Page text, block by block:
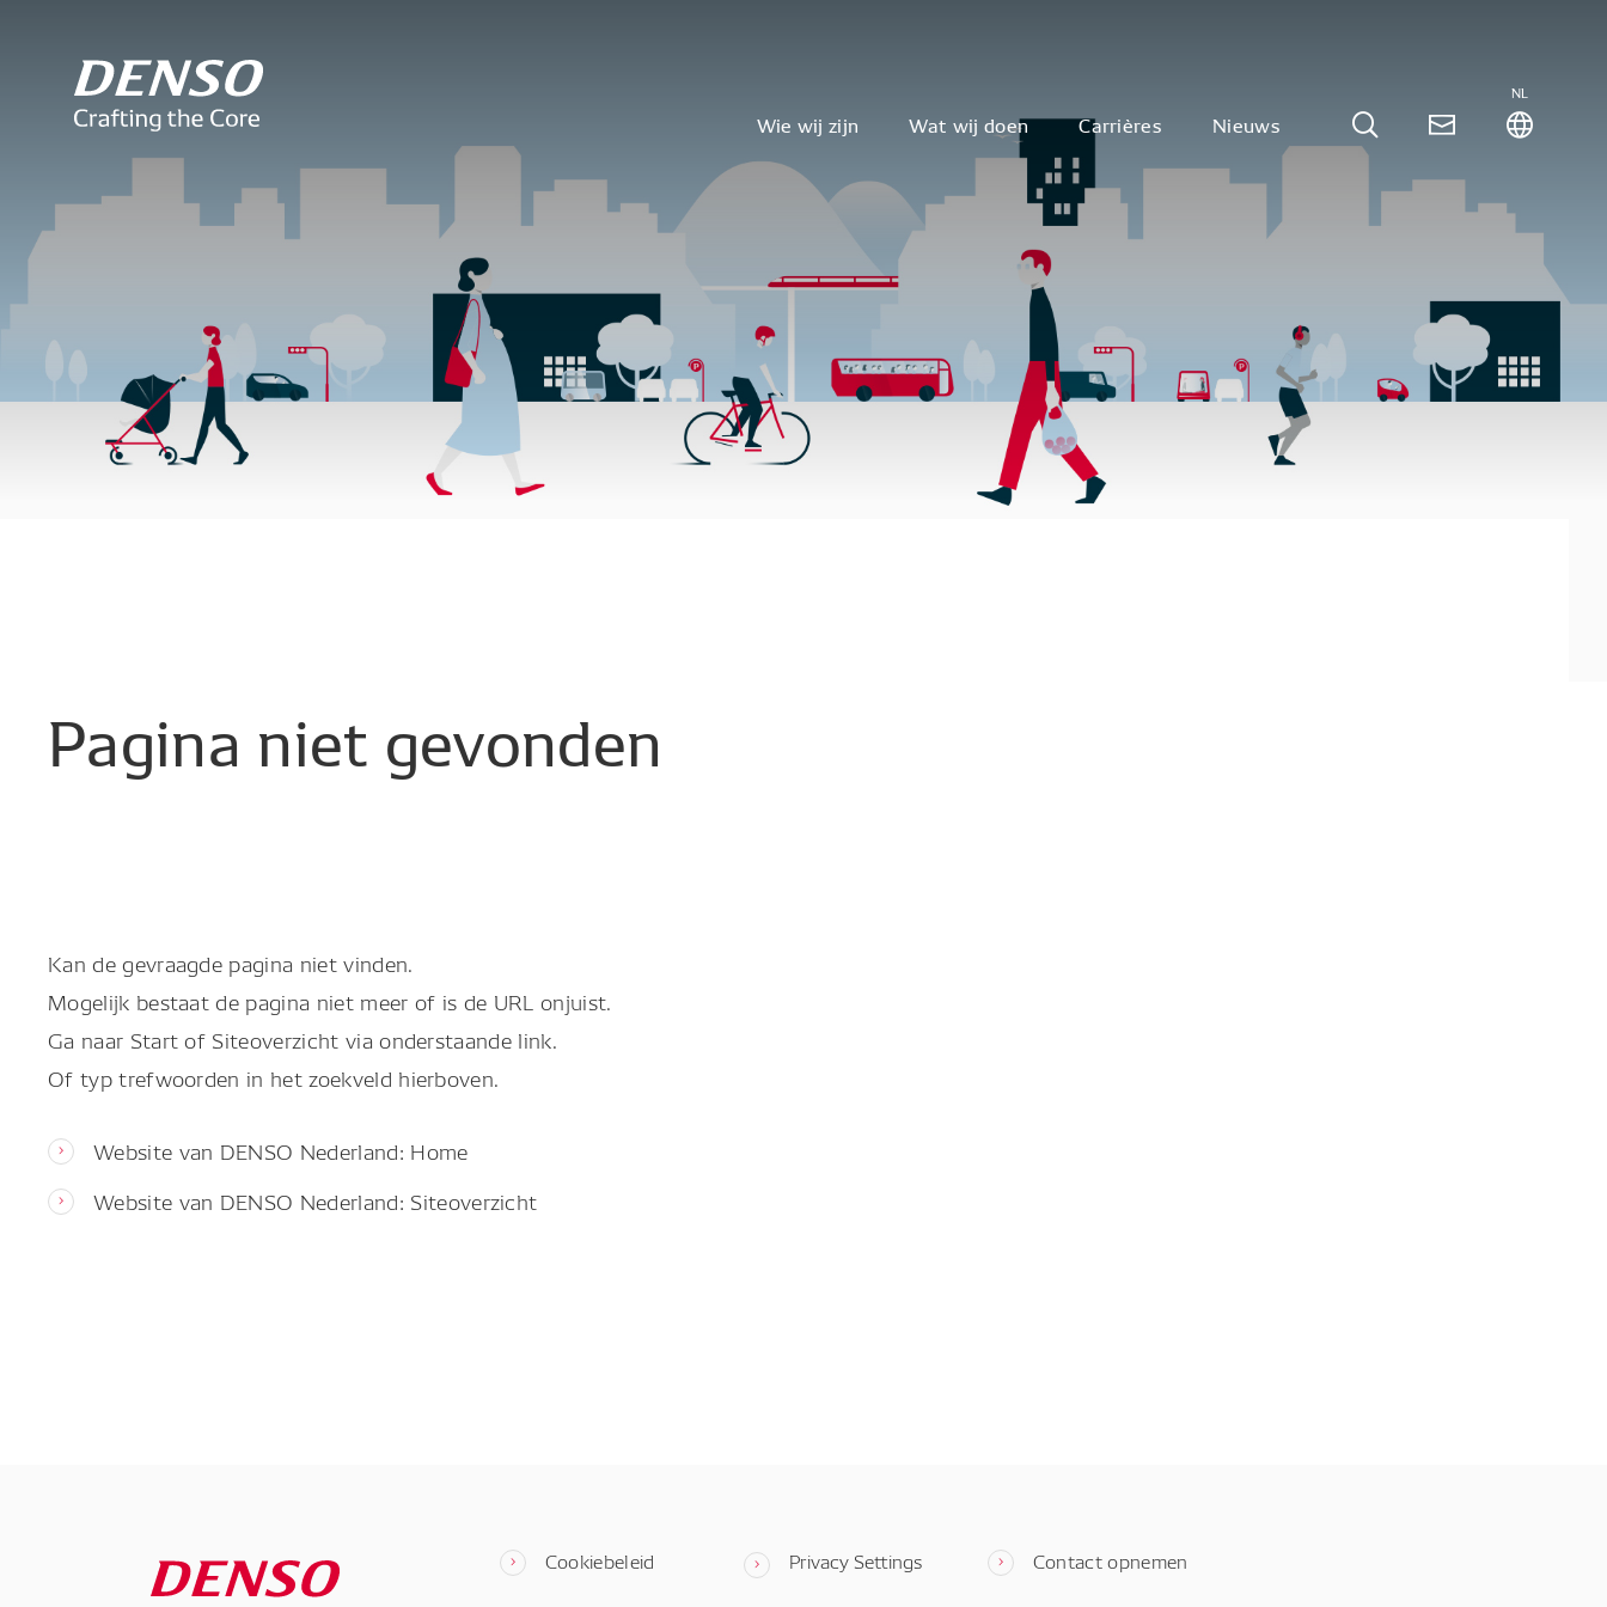
Wie wij zijn Wat wij doen Carrières Nieuws
NL
Pagina niet gevonden
Kan de gevraagde pagina niet vinden.
Mogelijk bestaat de pagina niet meer of is de URL onjuist.
Ga naar Start of Siteoverzicht via onderstaande link.
Of typ trefwoorden in het zoekveld hierboven.
Website van DENSO Nederland: Home
Website van DENSO Nederland: Siteoverzicht
Cookiebeleid Privacy Settings Contact opnemen